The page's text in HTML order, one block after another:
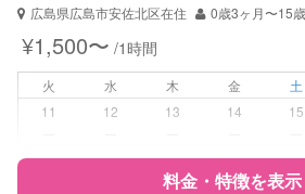
早朝対応
病児対応 病児、病後児
障がい児対応 対応可否は個
広島県広島市安佐北区在住 0歳3ヶ月〜15
¥1,500〜 /1時間
火 水 木 金 土
11
12 13 14 15
料金・特徴を表示